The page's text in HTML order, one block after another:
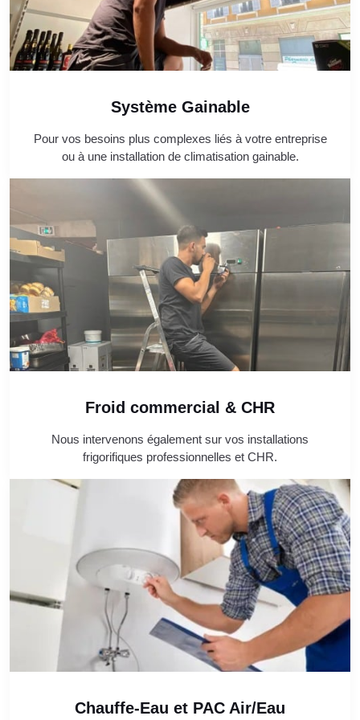
Système Gainable
Pour vos besoins plus complexes liés à votre entreprise
ou à une installation de climatisation gainable.
Froid commercial & CHR
Nous intervenons également sur vos installations
frigorifiques professionnelles et CHR.
Chauffe-Eau et PAC Air/Eau